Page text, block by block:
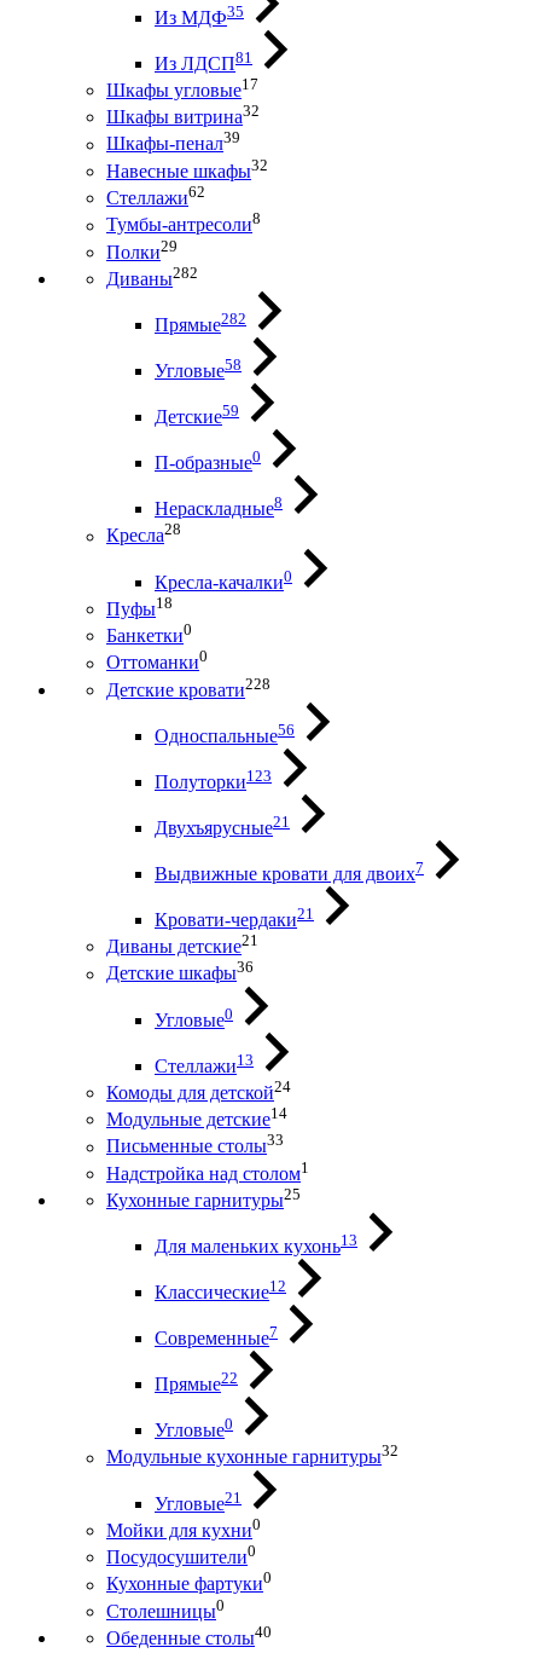
Из МДФ35
Из ЛДСП81
Шкафы угловые17
Шкафы витрина32
Шкафы-пенал39
Навесные шкафы32
Стеллажи62
Тумбы-антресоли8
Полки29
Диваны282
Прямые282
Угловые58
Детские59
П-образные0
Нераскладные8
Кресла28
Кресла-качалки0
Пуфы18
Банкетки0
Оттоманки0
Детские кровати228
Односпальные56
Полуторки123
Двухъярусные21
Выдвижные кровати для двоих7
Кровати-чердаки21
Диваны детские21
Детские шкафы36
Угловые0
Стеллажи13
Комоды для детской24
Модульные детские14
Письменные столы33
Надстройка над столом1
Кухонные гарнитуры25
Для маленьких кухонь13
Классические12
Современные7
Прямые22
Угловые0
Модульные кухонные гарнитуры32
Угловые21
Мойки для кухни0
Посудосушители0
Кухонные фартуки0
Столешницы0
Обеденные столы40